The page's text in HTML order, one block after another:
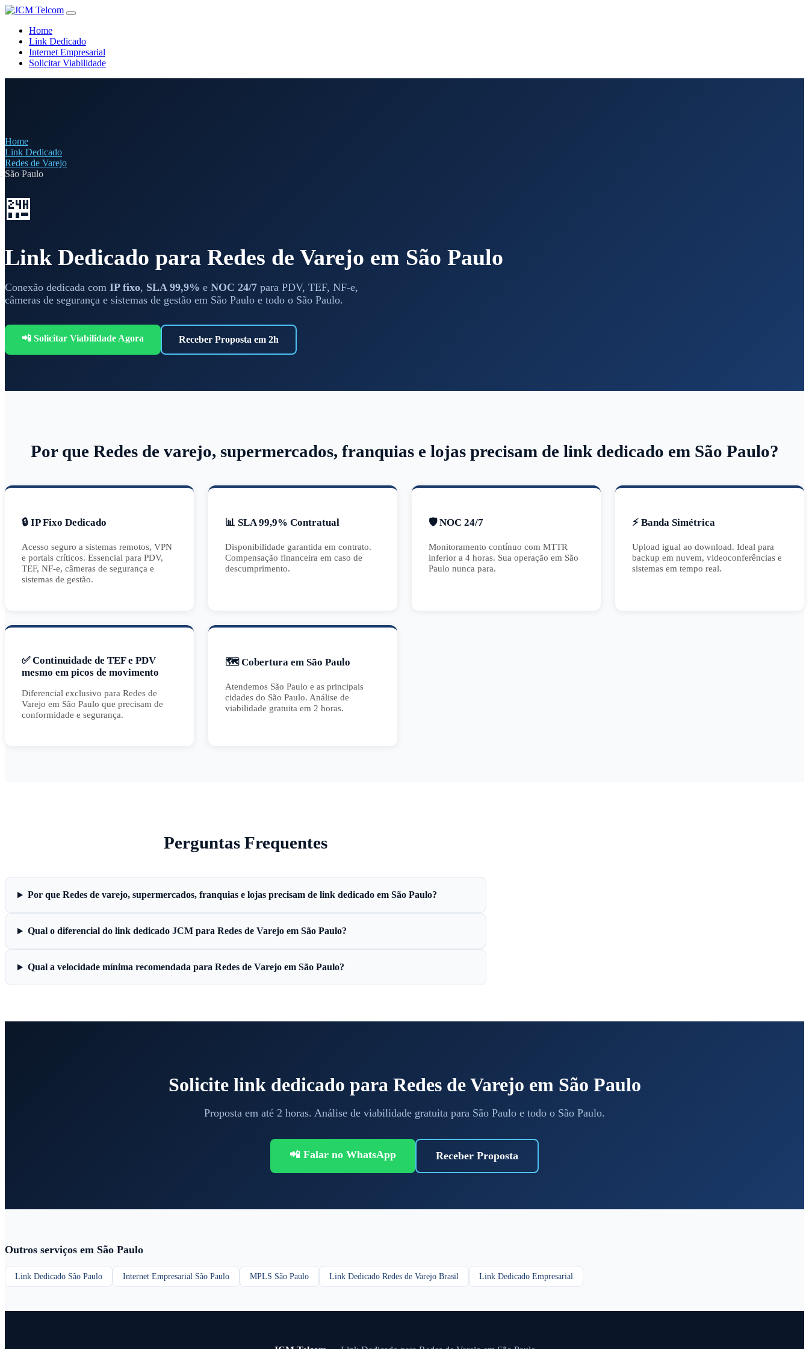
Home
Link Dedicado
Internet Empresarial
Solicitar Viabilidade
Home
Link Dedicado
Redes de Varejo
São Paulo
🏪
Link Dedicado para Redes de Varejo em São Paulo
Conexão dedicada com IP fixo, SLA 99,9% e NOC 24/7 para PDV, TEF, NF-e,
câmeras de segurança e sistemas de gestão em São Paulo e todo o São Paulo.
📲 Solicitar Viabilidade Agora Receber Proposta em 2h
Por que Redes de varejo, supermercados, franquias e lojas precisam de link dedicado em São Paulo?
🔒 IP Fixo Dedicado
Acesso seguro a sistemas remotos, VPN
e portais críticos. Essencial para PDV,
TEF, NF-e, câmeras de segurança e
sistemas de gestão.
📊 SLA 99,9% Contratual
Disponibilidade garantida em contrato.
Compensação financeira em caso de
descumprimento.
🛡️ NOC 24/7
Monitoramento contínuo com MTTR
inferior a 4 horas. Sua operação em São
Paulo nunca para.
⚡ Banda Simétrica
Upload igual ao download. Ideal para
backup em nuvem, videoconferências e
sistemas em tempo real.
✅ Continuidade de TEF e PDV
mesmo em picos de movimento
Diferencial exclusivo para Redes de
Varejo em São Paulo que precisam de
conformidade e segurança.
🗺️ Cobertura em São Paulo
Atendemos São Paulo e as principais
cidades do São Paulo. Análise de
viabilidade gratuita em 2 horas.
Perguntas Frequentes
Por que Redes de varejo, supermercados, franquias e lojas precisam de link dedicado em São Paulo?
Qual o diferencial do link dedicado JCM para Redes de Varejo em São Paulo?
Qual a velocidade mínima recomendada para Redes de Varejo em São Paulo?
Solicite link dedicado para Redes de Varejo em São Paulo
Proposta em até 2 horas. Análise de viabilidade gratuita para São Paulo e todo o São Paulo.
📲 Falar no WhatsApp Receber Proposta
Outros serviços em São Paulo
Link Dedicado São Paulo Internet Empresarial São Paulo MPLS São Paulo Link Dedicado Redes de Varejo Brasil Link Dedicado Empresarial